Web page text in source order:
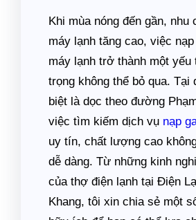
Khi mùa nóng đến gần, nhu
máy lạnh tăng cao, việc
máy lạnh trở thành một yếu
trọng không thể bỏ qua. Tại
biệt là dọc theo đường
việc tìm kiếm dịch vụ nạp
uy tín, chất lượng cao
dễ dàng. Từ những kinh
của thợ điện lạnh tại Điện
Khang, tôi xin chia sẻ một